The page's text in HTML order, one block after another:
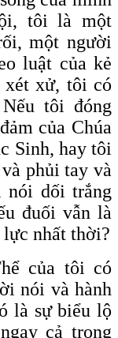
tôi là một
một người
luật của kẻ
xét xử, tôi có
tôi đóng
của Chúa
Sinh, hay tôi
phủi tay và
nói dối trắng
đuối vẫn là
lực nhất thời?
của tôi có
nói và hành
là sự biểu lộ
cả trong